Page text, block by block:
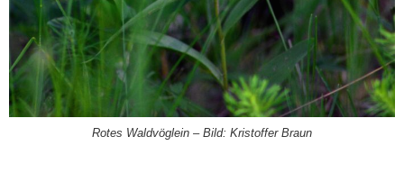
Rotes Waldvöglein – Bild: Kristoffer Braun